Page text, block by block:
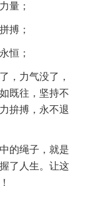
量；
搏；
恒；
，力气没了，
既往，坚持不
拚搏，永不退
的绳子，就是
了人生。让这